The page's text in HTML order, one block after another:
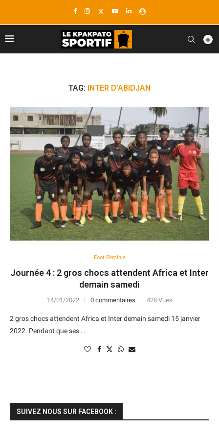
TAG: INTER D’ABIDJAN
Foot Féminin
Journée 4 : 2 gros chocs attendent Africa et Inter
demain samedi
14/01/2022 0 commentaires 428 Vues
2 gros chocs attendent Africa et Inter demain samedi 15 janvier
2022. Pendant que ses …
SUIVEZ NOUS SUR FACEBOOK :